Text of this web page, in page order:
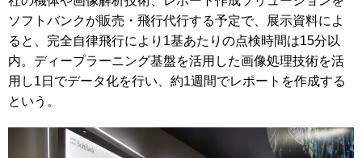
ソフトバンクが販売・飛行代行する予定で、展示資料によ
ると、完全自律飛行により1基あたりの点検時間は15分以
内。ディープラーニング基盤を活用した画像処理技術を活
用し1日でデータ化を行い、約1週間でレポートを作成する
という。